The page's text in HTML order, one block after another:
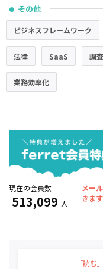
● その他
ビジネスフレームワーク
法律 SaaS 調
業務効率化
現在の会員数
513,099 人
メー
きま
「読む